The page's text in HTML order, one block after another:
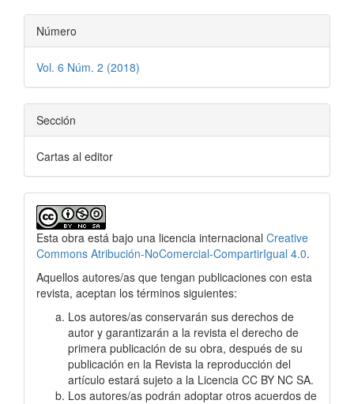
Número
Vol. 6 Núm. 2 (2018)
Sección
Cartas al editor
Esta obra está bajo una licencia internacional Creative
Commons Atribución-NoComercial-CompartirIgual 4.0.
Aquellos autores/as que tengan publicaciones con esta
revista, aceptan los términos siguientes:
Los autores/as conservarán sus derechos de
autor y garantizarán a la revista el derecho de
primera publicación de su obra, después de su
publicación en la Revista la reproducción del
artículo estará sujeto a la Licencia CC BY NC SA.
Los autores/as podrán adoptar otros acuerdos de